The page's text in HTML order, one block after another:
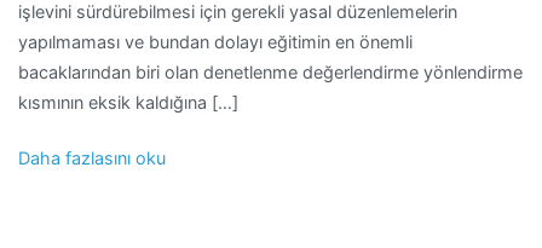
işlevini sürdürebilmesi için gerekli yasal düzenlemelerin
yapılmaması ve bundan dolayı eğitimin en önemli
bacaklarından biri olan denetlenme değerlendirme yönlendirme
kısmının eksik kaldığına […]
Daha fazlasını oku